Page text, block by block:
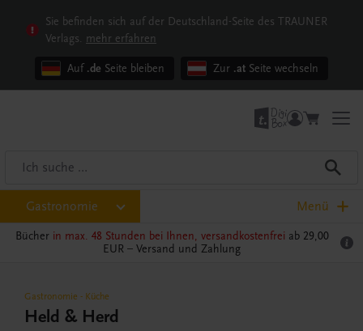
Sie befinden sich auf der Deutschland-Seite des TRAUNER
Verlags. mehr erfahren
Auf .de Seite bleiben Zur .at Seite wechseln
Gastronomie Menü
Bücher in max. 48 Stunden bei Ihnen, versandkostenfrei ab 29,00
EUR – Versand und Zahlung
Gastronomie - Küche
Held & Herd